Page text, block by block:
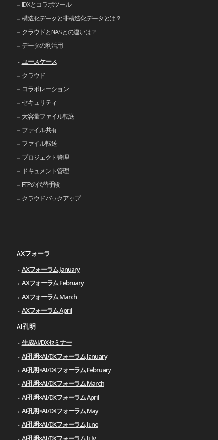
IDXとコラボツール
構造化データと非構造化データとは？
クラウドとNASとの違いは？
データの利活用
ユースケース
クラウド
コラボレーション
セキュリティ
大容量ファイル転送
ファイル共有
ファイル転送
プロジェクト管理
ドキュメント管理
FTPの代替手段
クラウドバックアップ
AXフォーラ
AXフォーラム January
AXフォーラム February
AXフォーラム March
AXフォーラム April
AI孔明
生成AI/DXセミナー
AI孔明×AI/DXフォーラム January
AI孔明×AI/DXフォーラム February
AI孔明×AI/DXフォーラム March
AI孔明×AI/DXフォーラム April
AI孔明×AI/DXフォーラム May
AI孔明×AI/DXフォーラム June
AI孔明×AI/DXフォーラム July